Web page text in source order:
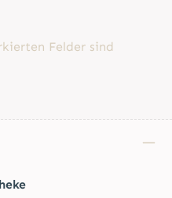
Felder sind